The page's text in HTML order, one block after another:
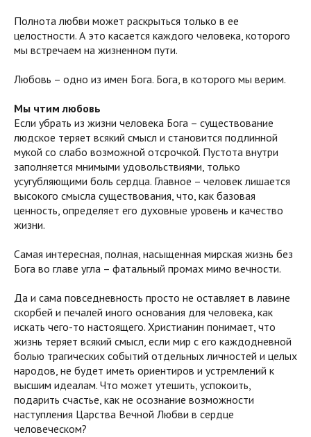
Полнота любви может раскрыться только в ее
целостности. А это касается каждого человека, которого
мы встречаем на жизненном пути.
Любовь – одно из имен Бога. Бога, в которого мы верим.
Мы чтим любовь
Если убрать из жизни человека Бога – существование
людское теряет всякий смысл и становится подлинной
мукой со слабо возможной отсрочкой. Пустота внутри
заполняется мнимыми удовольствиями, только
усугубляющими боль сердца. Главное – человек лишается
высокого смысла существования, что, как базовая
ценность, определяет его духовные уровень и качество
жизни.
Самая интересная, полная, насыщенная мирская жизнь без
Бога во главе угла – фатальный промах мимо вечности.
Да и сама повседневность просто не оставляет в лавине
скорбей и печалей иного основания для человека, как
искать чего-то настоящего. Христианин понимает, что
жизнь теряет всякий смысл, если мир с его каждодневной
болью трагических событий отдельных личностей и целых
народов, не будет иметь ориентиров и устремлений к
высшим идеалам. Что может утешить, успокоить,
подарить счастье, как не осознание возможности
наступления Царства Вечной Любви в сердце
человеческом?